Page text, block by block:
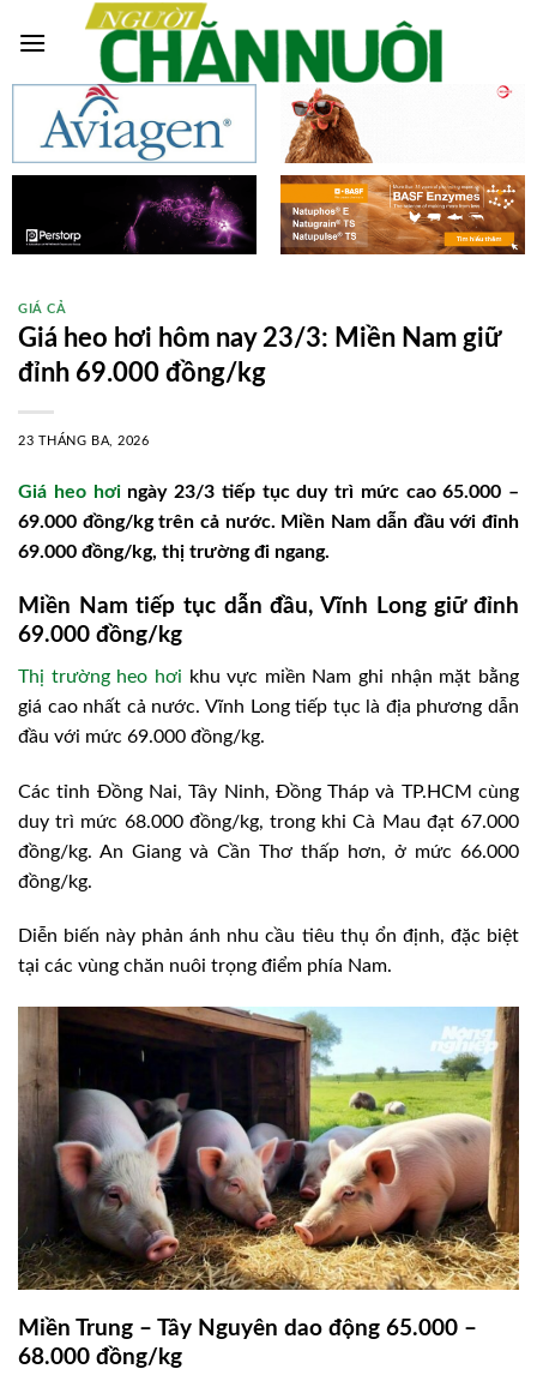
GIÁ CẢ
Giá heo hơi hôm nay 23/3: Miền Nam giữ
đỉnh 69.000 đồng/kg
23 THÁNG BA, 2026
Giá heo hơingày 23/3 tiếp tục duy trì mức cao 65.000 –
69.000 đồng/kg trên cả nước. Miền Nam dẫn đầu với đỉnh
69.000 đồng/kg, thị trường đi ngang.
Miền Nam tiếp tục dẫn đầu, Vĩnh Long giữ đỉnh
69.000 đồng/kg
Thị trường heo hơi khu vực miền Nam ghi nhận mặt bằng
giá cao nhất cả nước. Vĩnh Long tiếp tục là địa phương dẫn
đầu với mức 69.000 đồng/kg.
Các tỉnh Đồng Nai, Tây Ninh, Đồng Tháp và TP.HCM cùng
duy trì mức 68.000 đồng/kg, trong khi Cà Mau đạt 67.000
đồng/kg. An Giang và Cần Thơ thấp hơn, ở mức 66.000
đồng/kg.
Diễn biến này phản ánh nhu cầu tiêu thụ ổn định, đặc biệt
tại các vùng chăn nuôi trọng điểm phía Nam.
Miền Trung – Tây Nguyên dao động 65.000 –
68.000 đồng/kg